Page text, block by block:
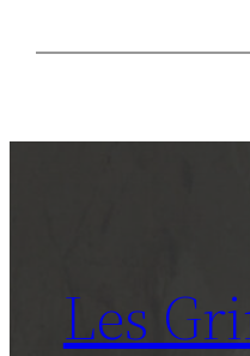
Les